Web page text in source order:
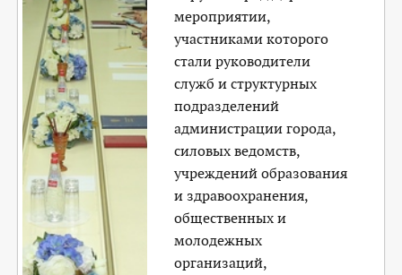
мероприятии,
участниками которого
стали руководители
служб и структурных
подразделений
администрации города,
силовых ведомств,
учреждений образования
и здравоохранения,
общественных и
молодежных
организаций,